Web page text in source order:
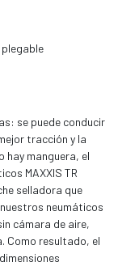
plegable
se puede conducir
tracción y la
hay manguera, el
MAXXIS TR
selladora que
neumáticos
cámara de aire,
Como resultado, el